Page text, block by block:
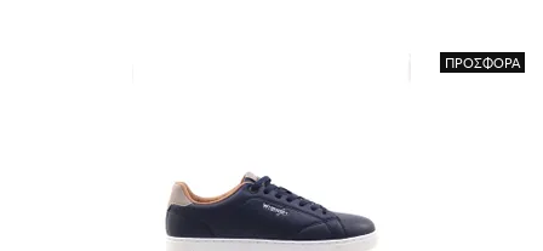
ΠΡΟΣΦΟΡΑ